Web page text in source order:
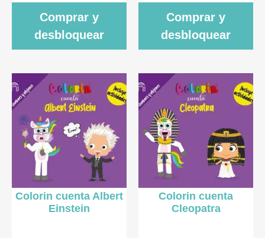
Comprar y
desbloquear
Comprar y
desbloquear
Colorin cuenta Albert
Einstein
Colorin cuenta
Cleopatra